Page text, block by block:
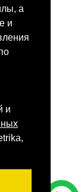
а
и
и
ст.152.1.